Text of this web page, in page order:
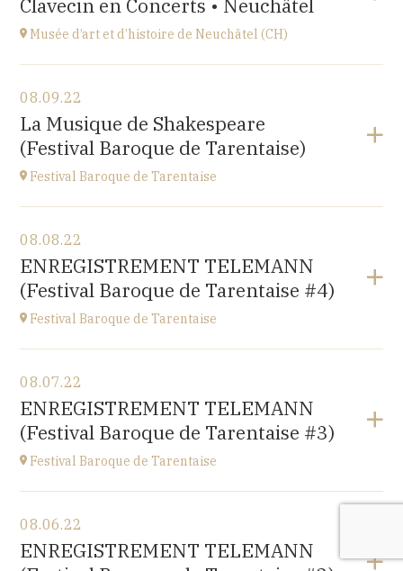
Clavecin en Concerts • Neuchâtel
Musée d’art et d’histoire de Neuchâtel (CH)
Esplanade Léopold-Robert 1 CH-2000 Neuchâtel
at20:15
08.09.22
La Musique de Shakespeare
(Festival Baroque de Tarentaise)
Festival Baroque de Tarentaise
Savoie
at21H00
08.08.22
ENREGISTREMENT TELEMANN
(Festival Baroque de Tarentaise #4)
Festival Baroque de Tarentaise
Savoie
at10H
08.07.22
ENREGISTREMENT TELEMANN
(Festival Baroque de Tarentaise #3)
Festival Baroque de Tarentaise
Savoie
at10H
08.06.22
ENREGISTREMENT TELEMANN